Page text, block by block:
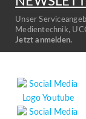
Unser
Medientechnik,
Jetzt anmelden.